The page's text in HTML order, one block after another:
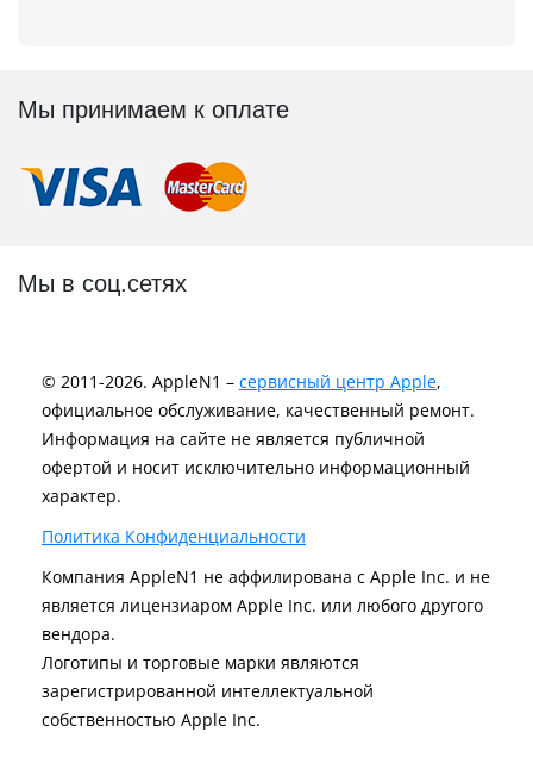
Мы принимаем к оплате
Мы в соц.сетях
© 2011-2026. AppleN1 – сервисный центр Apple,
официальное обслуживание, качественный ремонт.
Информация на сайте не является публичной
офертой и носит исключительно информационный
характер.
Политика Конфиденциальности
Компания AppleN1 не аффилирована c Apple Inc. и не
является лицензиаром Apple Inc. или любого другого
вендора.
Логотипы и торговые марки являются
зарегистрированной интеллектуальной
собственностью Apple Inc.